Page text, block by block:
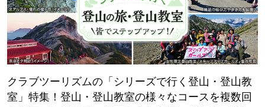
クラブツーリズムの「シリーズで行く登山・登山教
室」特集！登山・登山教室の様々なコースを複数回